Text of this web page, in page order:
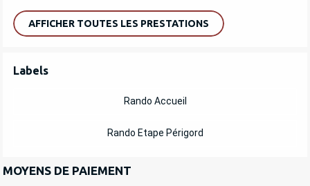
AFFICHER TOUTES LES PRESTATIONS
OFFRES DE PRESTATIONS
Labels
Labels
Rando Accueil
Rando Etape Périgord
MOYENS DE PAIEMENT